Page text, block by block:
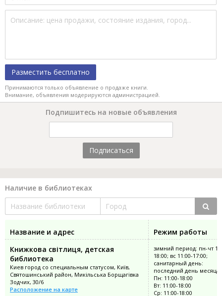
Разместить бесплатно
Принимаются только объявление о продаже книги.
Внимание, объявления модерируются администрацией.
Подпишитесь на новые объявления
Подписаться
Наличие в библиотеках
Название и адрес
Режим работы
Книжкова світлиця, детская
библиотека
Киев город со специальным статусом, Київ,
Святошинський район, Микільська Борщагівка
Зодчих, 30/6
Расположение на карте
зимний период: пн-чт
18:00; вс 11:00-17:00;
санитарный день:
последний день месяца
Пн: 11:00-18:00
Вт: 11:00-18:00
Ср: 11:00-18:00